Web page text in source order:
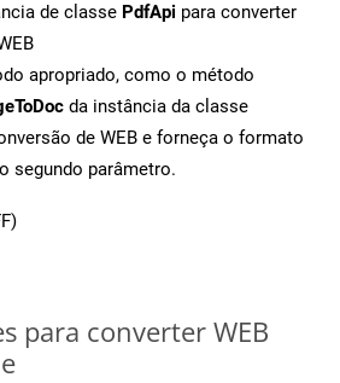
de classe PdfApi para converter
apropriado, como o método
da instância da classe
de WEB e forneça o formato
segundo parâmetro.
para converter WEB